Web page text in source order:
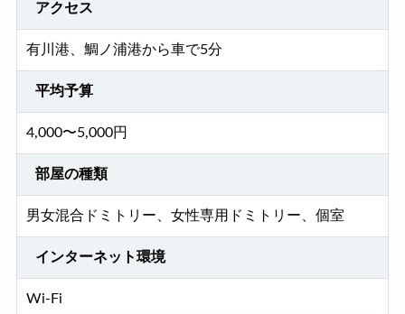
アクセス
有川港、鯛ノ浦港から車で5分
平均予算
4,000〜5,000円
部屋の種類
男女混合ドミトリー、女性専用ドミトリー、個室
インターネット環境
Wi-Fi